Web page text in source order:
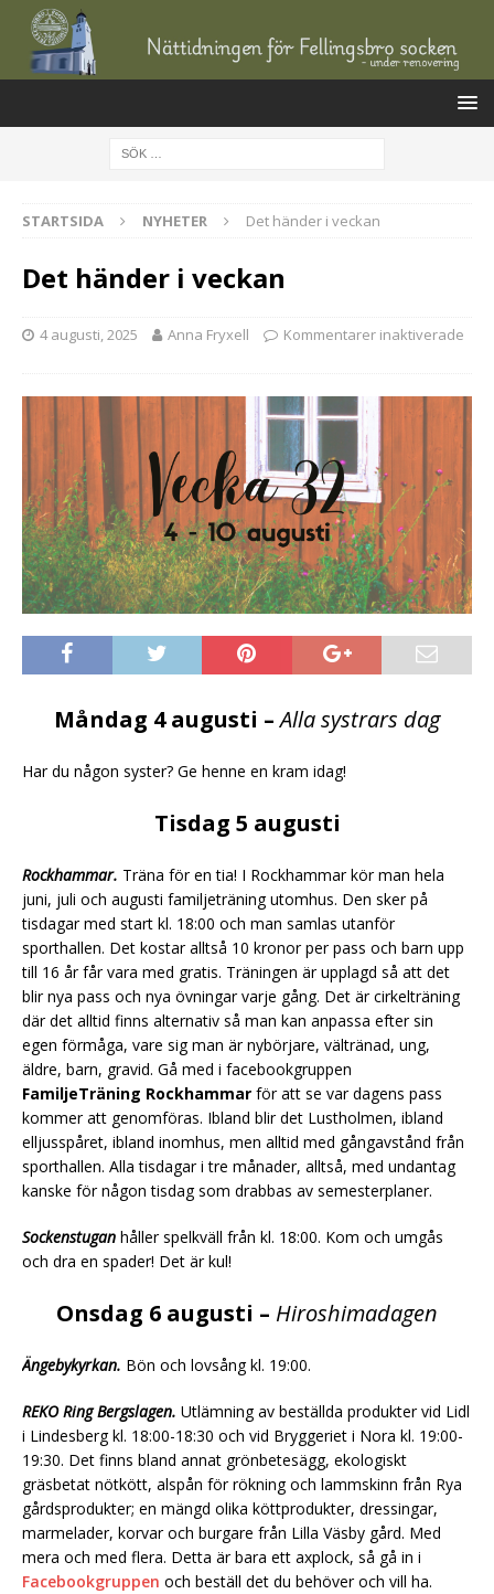
STARTSIDA NYHETER Det händer i veckan
Det händer i veckan
4 augusti, 2025 Anna Fryxell Kommentarer inaktiverade
Måndag 4 augusti –Alla systrars dag
Har du någon syster? Ge henne en kram idag!
Tisdag 5 augusti
Rockhammar. Träna för en tia! I Rockhammar kör man hela
juni, juli och augusti familjeträning utomhus. Den sker på
tisdagar med start kl. 18:00 och man samlas utanför
sporthallen. Det kostar alltså 10 kronor per pass och barn upp
till 16 år får vara med gratis. Träningen är upplagd så att det
blir nya pass och nya övningar varje gång. Det är cirkelträning
där det alltid finns alternativ så man kan anpassa efter sin
egen förmåga, vare sig man är nybörjare, vältränad, ung,
äldre, barn, gravid. Gå med i facebookgruppen
FamiljeTräning Rockhammar för att se var dagens pass
kommer att genomföras. Ibland blir det Lustholmen, ibland
elljusspåret, ibland inomhus, men alltid med gångavstånd från
sporthallen. Alla tisdagar i tre månader, alltså, med undantag
kanske för någon tisdag som drabbas av semesterplaner.
Sockenstugan håller spelkväll från kl. 18:00. Kom och umgås
och dra en spader! Det är kul!
Onsdag 6 augusti – Hiroshimadagen
Ängebykyrkan. Bön och lovsång kl. 19:00.
REKO Ring Bergslagen. Utlämning av beställda produkter vid Lidl
i Lindesberg kl. 18:00-18:30 och vid Bryggeriet i Nora kl. 19:00-
19:30. Det finns bland annat grönbetesägg, ekologiskt
gräsbetat nötkött, alspån för rökning och lammskinn från Rya
gårdsprodukter; en mängd olika köttprodukter, dressingar,
marmelader, korvar och burgare från Lilla Väsby gård. Med
mera och med flera. Detta är bara ett axplock, så gå in i
Facebookgruppen och beställ det du behöver och vill ha.